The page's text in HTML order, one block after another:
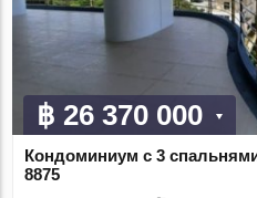
฿ 26 370 000
Кондоминиум с 3
8875